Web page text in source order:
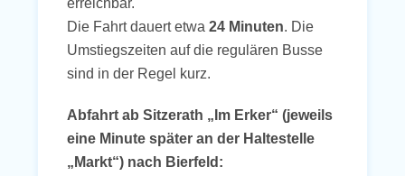
Die Fahrt dauert etwa 24 Minuten. Die
Umstiegszeiten auf die regulären Busse
sind in der Regel kurz.
Abfahrt ab Sitzerath „Im Erker“ (jeweils
eine Minute später an der Haltestelle
„Markt“) nach Bierfeld: